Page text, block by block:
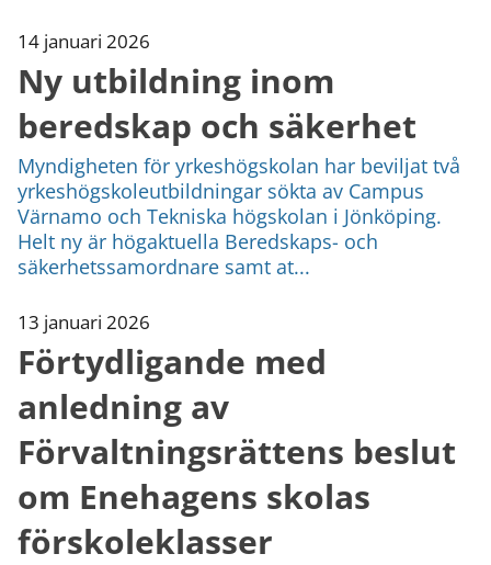
14 januari 2026
Ny utbildning inom
beredskap och säkerhet
Myndigheten för yrkeshögskolan har beviljat två
yrkeshögskoleutbildningar sökta av Campus
Värnamo och Tekniska högskolan i Jönköping.
Helt ny är högaktuella Beredskaps- och
säkerhetssamordnare samt at...
13 januari 2026
Förtydligande med
anledning av
Förvaltningsrättens beslut
om Enehagens skolas
förskoleklasser